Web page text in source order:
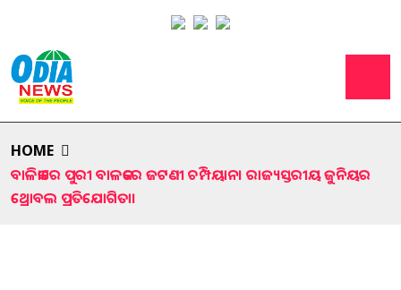
HOME
ବାଳିକାରେ ପୁରୀ ବାଳକରେ ଜଟଣୀ ଚମ୍ପିୟାନ। ରାଜ୍ୟସ୍ତରୀୟ ଜୁନିୟର
ଥ୍ରୋବଲ ପ୍ରତିଯୋଗିତା।